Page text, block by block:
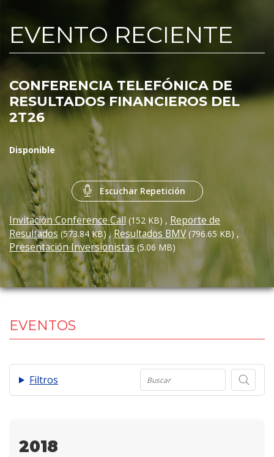
¿Quiénes somos?
Eventos y Presentaciones
Cobertura de analistas
Gobierno Corporativo
Reportes
Contacto
EVENTO RECIENTE
CONFERENCIA TELEFÓNICA DE
RESULTADOS FINANCIEROS DEL
2T26
Disponible
Escuchar Repetición
Invitación Conference Call (152 KB) , Reporte de
Resultados (573.84 KB),Resultados BMV (796.65 KB) ,
Presentación Inversionistas (5.06 MB)
EVENTOS
Filtros
2018